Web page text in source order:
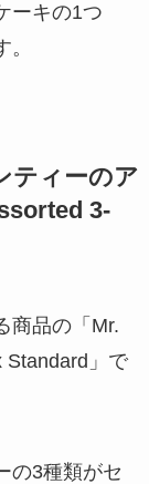
ーキの1つ
ティーのア
3-
商品の「Mr.
Standard」で
の3種類がセ